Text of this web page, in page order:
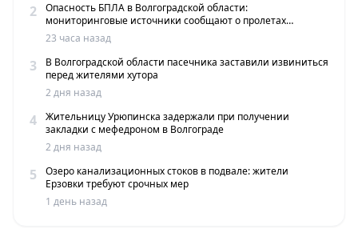
2
Опасность БПЛА в Волгоградской области:
мониторинговые источники сообщают о пролетах
беспилотников
23 часа назад
3
В Волгоградской области пасечника заставили извиниться
перед жителями хутора
2 дня назад
4
Жительницу Урюпинска задержали при получении
закладки с мефедроном в Волгограде
2 дня назад
5
Озеро канализационных стоков в подвале: жители
Ерзовки требуют срочных мер
1 день назад